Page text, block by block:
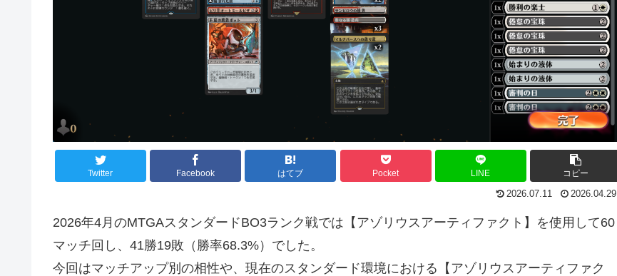
Twitter Facebook はてブ Pocket LINE コピー
2026.07.11 2026.04.29
2026年4月のMTGAスタンダードBO3ランク戦では【アゾリウスアーティファクト】を使用して60
マッチ回し、41勝19敗（勝率68.3%）でした。
今回はマッチアップ別の相性や、現在のスタンダード環境における【アゾリウスアーティファク